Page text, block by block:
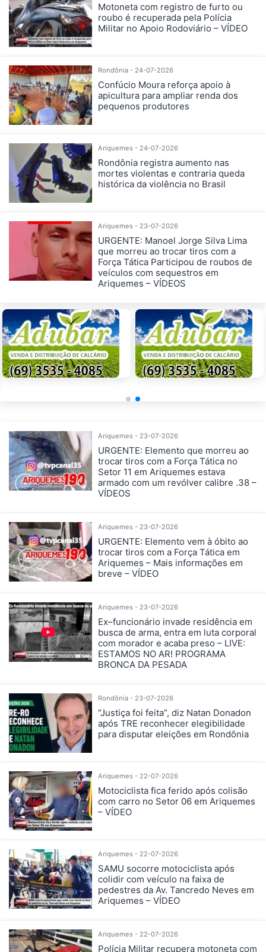
Motoneta com registro de furto ou
roubo é recuperada pela Polícia
Militar no Apoio Rodoviário – VÍDEO
Rondônia - 24-07-2026
Confúcio Moura reforça apoio à
apicultura para ampliar renda dos
pequenos produtores
Ariquemes - 24-07-2026
Rondônia registra aumento nas
mortes violentas e contraria queda
histórica da violência no Brasil
Ariquemes - 23-07-2026
URGENTE: Manoel Jorge Silva Lima
que morreu ao trocar tiros com a
Força Tática Participou de roubos de
veículos com sequestros em
Ariquemes – VÍDEOS
Ariquemes - 23-07-2026
URGENTE: Elemento que morreu ao
trocar tiros com a Força Tática no
Setor 11 em Ariquemes estava
armado com um revólver calibre .38 –
VÍDEOS
Ariquemes - 23-07-2026
URGENTE: Elemento vem à óbito ao
trocar tiros com a Força Tática em
Ariquemes – Mais informações em
breve – VÍDEO
Ariquemes - 23-07-2026
Ex–funcionário invade residência em
busca de arma, entra em luta corporal
com morador e acaba preso – LIVE:
ESTAMOS NO AR! PROGRAMA
BRONCA DA PESADA
Rondônia - 23-07-2026
“Justiça foi feita”, diz Natan Donadon
após TRE reconhecer elegibilidade
para disputar eleições em Rondônia
Ariquemes - 22-07-2026
Motociclista fica ferido após colisão
com carro no Setor 06 em Ariquemes
– VÍDEO
Ariquemes - 22-07-2026
SAMU socorre motociclista após
colidir com veículo na faixa de
pedestres da Av. Tancredo Neves em
Ariquemes – VÍDEO
Ariquemes - 22-07-2026
Polícia Militar recupera motoneta com